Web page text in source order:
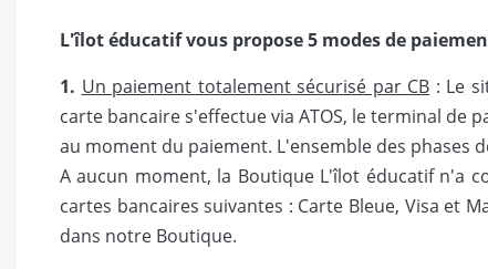
L'îlot éducatif vous propose 5 modes de
1. Un paiement totalement sécurisé par CB : Le
carte bancaire s'effectue via ATOS, le terminal
au moment du paiement. L'ensemble des phases
A aucun moment, la Boutique L'îlot éducatif n'a
cartes bancaires suivantes : Carte Bleue, Visa et
dans notre Boutique.